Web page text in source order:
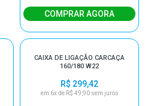
CAIXA DE LIGAÇÃO CARCAÇA
160/180 W22
R$ 299,42
em 6x de R$ 49,90 sem juros